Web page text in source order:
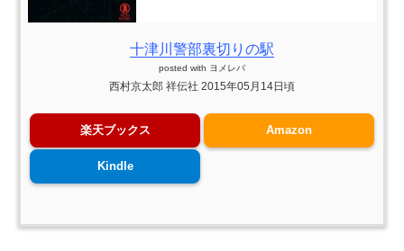
十津川警部裏切りの駅
posted with ヨメレバ
西村京太郎 祥伝社 2015年05月14日頃
楽天ブックス Amazon
Kindle